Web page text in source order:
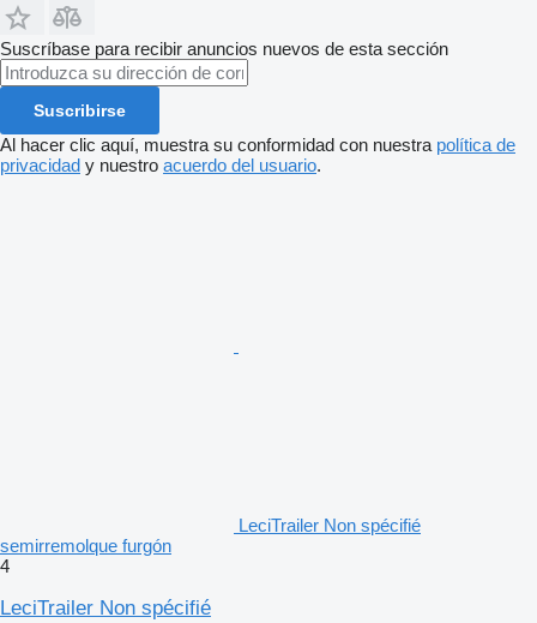
Suscríbase para recibir anuncios nuevos de esta sección
Suscribirse
Al hacer clic aquí, muestra su conformidad con nuestra política de
privacidad y nuestro acuerdo del usuario.
LeciTrailer Non spécifié
semirremolque furgón
4
LeciTrailer Non spécifié